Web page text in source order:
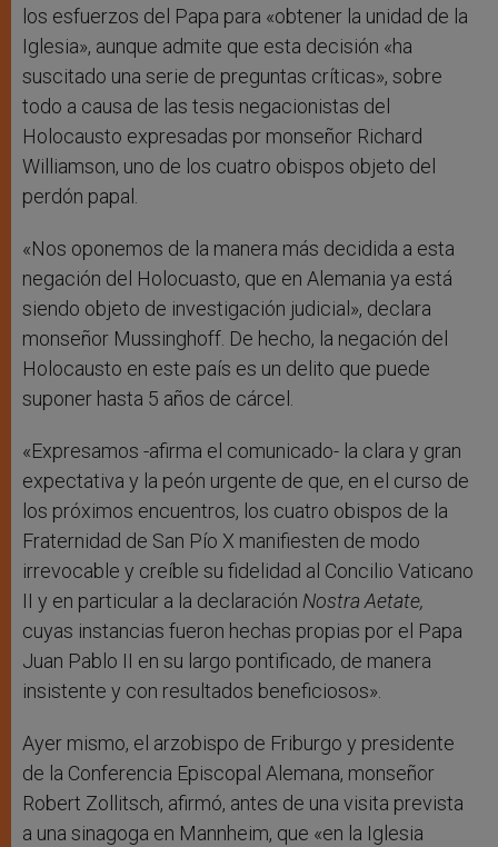
los esfuerzos del Papa para «obtener la unidad de la
Iglesia», aunque admite que esta decisión «ha
suscitado una serie de preguntas críticas», sobre
todo a causa de las tesis negacionistas del
Holocausto expresadas por monseñor Richard
Williamson, uno de los cuatro obispos objeto del
perdón papal.
«Nos oponemos de la manera más decidida a esta
negación del Holocuasto, que en Alemania ya está
siendo objeto de investigación judicial», declara
monseñor Mussinghoff. De hecho, la negación del
Holocausto en este país es un delito que puede
suponer hasta 5 años de cárcel.
«Expresamos -afirma el comunicado- la clara y gran
expectativa y la peón urgente de que, en el curso de
los próximos encuentros, los cuatro obispos de la
Fraternidad de San Pío X manifiesten de modo
irrevocable y creíble su fidelidad al Concilio Vaticano
II y en particular a la declaración Nostra Aetate,
cuyas instancias fueron hechas propias por el Papa
Juan Pablo II en su largo pontificado, de manera
insistente y con resultados beneficiosos».
Ayer mismo, el arzobispo de Friburgo y presidente
de la Conferencia Episcopal Alemana, monseñor
Robert Zollitsch, afirmó, antes de una visita prevista
a una sinagoga en Mannheim, que «en la Iglesia